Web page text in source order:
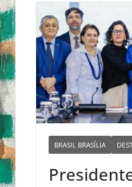
BRASIL BRASÍLIA